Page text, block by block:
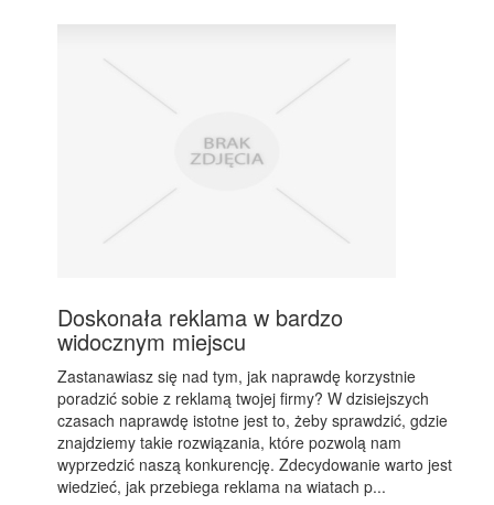
Doskonała reklama w bardzo
widocznym miejscu
Zastanawiasz się nad tym, jak naprawdę korzystnie
poradzić sobie z reklamą twojej firmy? W dzisiejszych
czasach naprawdę istotne jest to, żeby sprawdzić, gdzie
znajdziemy takie rozwiązania, które pozwolą nam
wyprzedzić naszą konkurencję. Zdecydowanie warto jest
wiedzieć, jak przebiega reklama na wiatach p...